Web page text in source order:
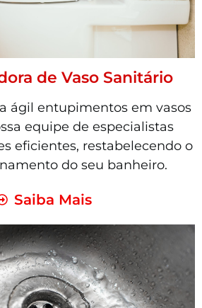
de Vaso Sanitário
ágil entupimentos em vasos
equipe de especialistas
eficientes, restabelecendo o
do seu banheiro.
Saiba Mais